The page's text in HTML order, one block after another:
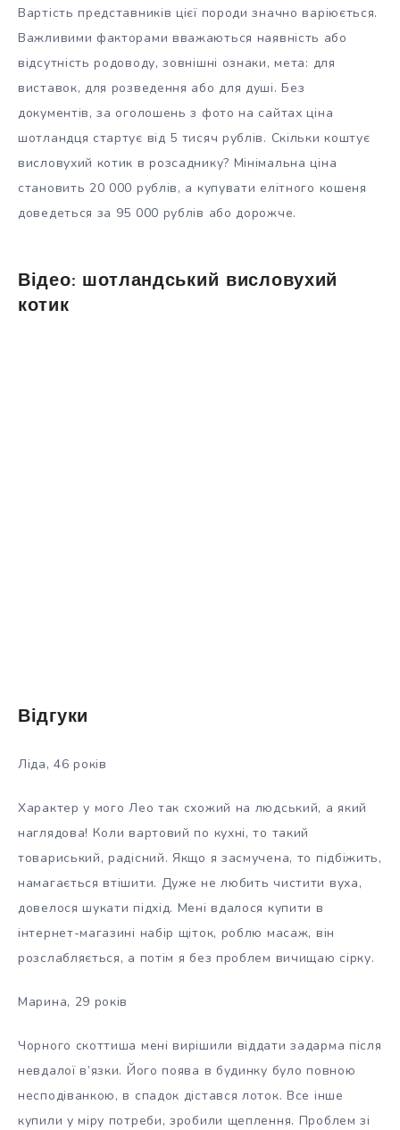
Вартість представників цієї породи значно варіюється.
Важливими факторами вважаються наявність або
відсутність родоводу, зовнішні ознаки, мета: для
виставок, для розведення або для душі. Без
документів, за оголошень з фото на сайтах ціна
шотландця стартує від 5 тисяч рублів. Скільки коштує
висловухий котик в розсаднику? Мінімальна ціна
становить 20 000 рублів, а купувати елітного кошеня
доведеться за 95 000 рублів або дорожче.
Відео: шотландський висловухий
котик
Відгуки
Ліда, 46 років
Характер у мого Лео так схожий на людський, а який
наглядова! Коли вартовий по кухні, то такий
товариський, радісний. Якщо я засмучена, то підбіжить,
намагається втішити. Дуже не любить чистити вуха,
довелося шукати підхід. Мені вдалося купити в
інтернет-магазині набір щіток, роблю масаж, він
розслабляється, а потім я без проблем вичищаю сірку.
Марина, 29 років
Чорного скоттиша мені вирішили віддати задарма після
невдалої в’язки. Його поява в будинку було повною
несподіванкою, в спадок дістався лоток. Все інше
купили у міру потреби, зробили щеплення. Проблем зі